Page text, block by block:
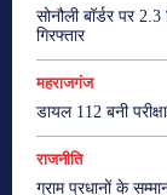
सोनौली बॉर्डर पर
गिरफ्तार
महराजगंज
डायल 112 बनी
राजनीति
ग्राम प्रधानों के